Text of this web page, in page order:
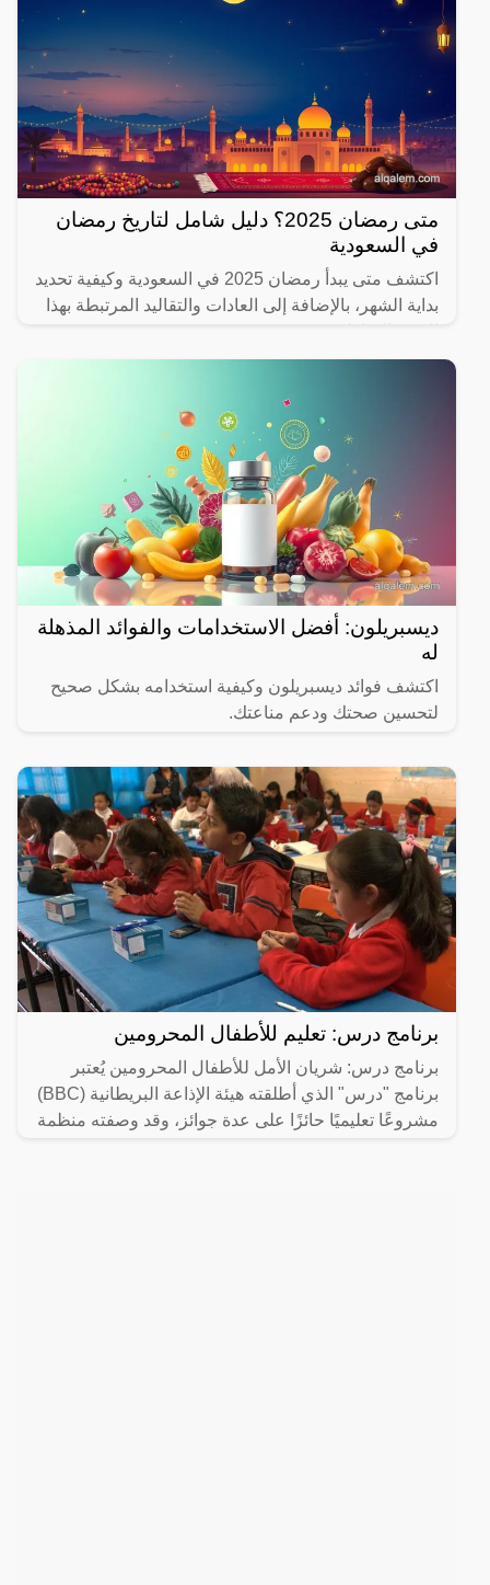
متى رمضان 2025؟ دليل شامل لتاريخ رمضان
في السعودية
اكتشف متى يبدأ رمضان 2025 في السعودية وكيفية تحديد
بداية الشهر، بالإضافة إلى العادات والتقاليد المرتبطة بهذا
ديسبريلون: أفضل الاستخدامات والفوائد المذهلة
له
اكتشف فوائد ديسبريلون وكيفية استخدامه بشكل صحيح
لتحسين صحتك ودعم مناعتك.
برنامج درس: تعليم للأطفال المحرومين
برنامج درس: شريان الأمل للأطفال المحرومين يُعتبر
برنامج "درس" الذي أطلقته هيئة الإذاعة البريطانية (BBC)
مشروعًا تعليميًا حائزًا على عدة جوائز، وقد وصفته منظمة